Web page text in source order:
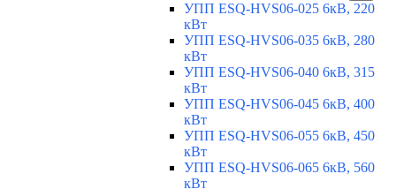
УПП ESQ-HVS06-025 6кВ, 220
кВт
УПП ESQ-HVS06-035 6кВ, 280
кВт
УПП ESQ-HVS06-040 6кВ, 315
кВт
УПП ESQ-HVS06-045 6кВ, 400
кВт
УПП ESQ-HVS06-055 6кВ, 450
кВт
УПП ESQ-HVS06-065 6кВ, 560
кВт